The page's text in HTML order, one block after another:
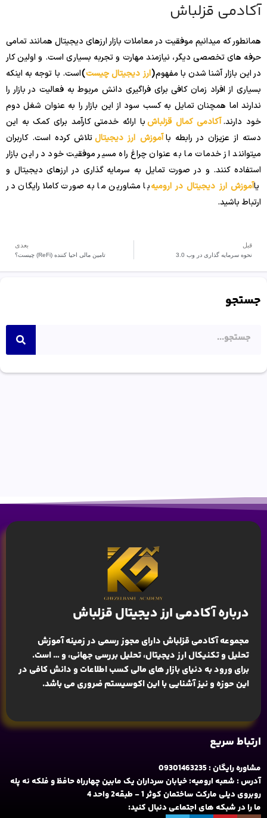
آکادمی قزلباش
همانطور که میدانیم موفقیت در معاملات بازار ارزهای دیجیتال همانند تمامی
حرفه های تخصصی دیگر، نیازمند مهارت و تجربه بسیاری است. و اولین کار
در این بازار آشنا شدن با مفهوم(ارز دیجیتال چیست)است. با توجه به اینکه
بسیاری از افراد زمان کافی برای فراگیری دانش مربوط به فعالیت در بازار را
ندارند اما همچنان تمایل به کسب سود از این بازار را به عنوان شغل دوم
خود دارند.آکادمی کمال قزلباشبا ارائه خدمتی کارآمد برای کمک به این
دسته از عزیزان در رابطه باآموزش ارز دیجیتالتلاش کرده است. کاربران
میتوانند از خدمات ما به عنوان چراغ راه مسیر موفقیت خود در این بازار
استفاده کنند. و در صورت تمایل به سرمایه گذاری در ارزهای دیجیتال و
یاآموزش ارز دیجیتال در ارومیهبا مشاورین ما به صورت کاملا رایگان در
ارتباط باشید.
قبل
نحوه سرمایه گذاری در وب 3.0
بعدی
تامین مالی احیا کننده (ReFi) چیست؟
جستجو
درباره آکادمی ارز دیجیتال قزلباش
مجموعه آکادمی قزلباش دارای مجوز رسمی در زمینهآموزش
تحلیل و تکنیکال ارز دیجیتال، تحلیل بررسی جهانی، و … است.
برای ورود به دنیای بازار های مالی کسب اطلاعات و دانش کافی در
این حوزه و نیز آشنایی با این اکوسیستم ضروری می باشد.
ارتباط سریع
مشاوره رایگان : 09301463235
آدرس : شعبه ارومیه: خیابان سرداران یک مابین چهارراه حافظ و فلکه نه پله
روبروی دیلی مارکت ساختمان کوثر 1 - طبقه2 واحد 4
ما را در شبکه های اجتماعی دنبال کنید: